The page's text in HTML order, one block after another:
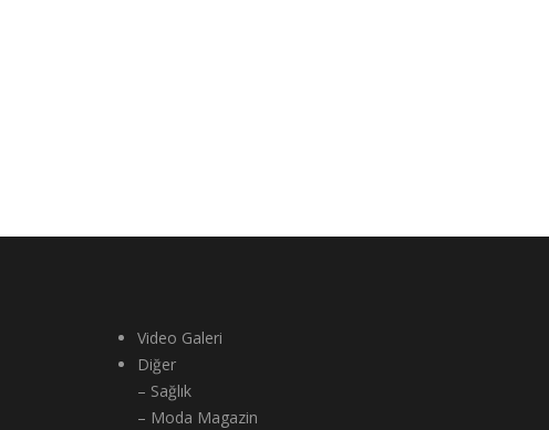
Video Galeri
Diğer
– Sağlık
– Moda Magazin